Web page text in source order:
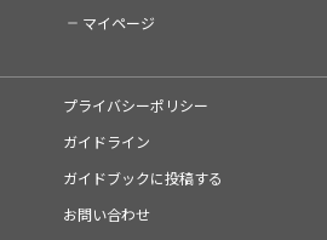
マイページ
プライバシーポリシー
ガイドライン
ガイドブックに投稿する
お問い合わせ